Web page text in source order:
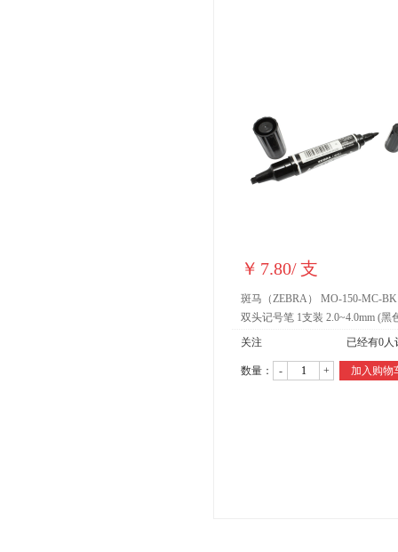
￥ 7.80/支
斑马（ZEBRA） MO-150-MC-
双头记号笔 1支装 2.0~4.0mm (黑
关注
已经有0人
数量： - + 加入购物